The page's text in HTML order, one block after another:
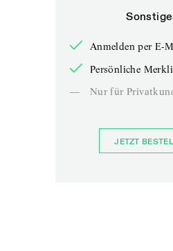
Anmelden per E-
Persönliche
—
Nur für
JETZT